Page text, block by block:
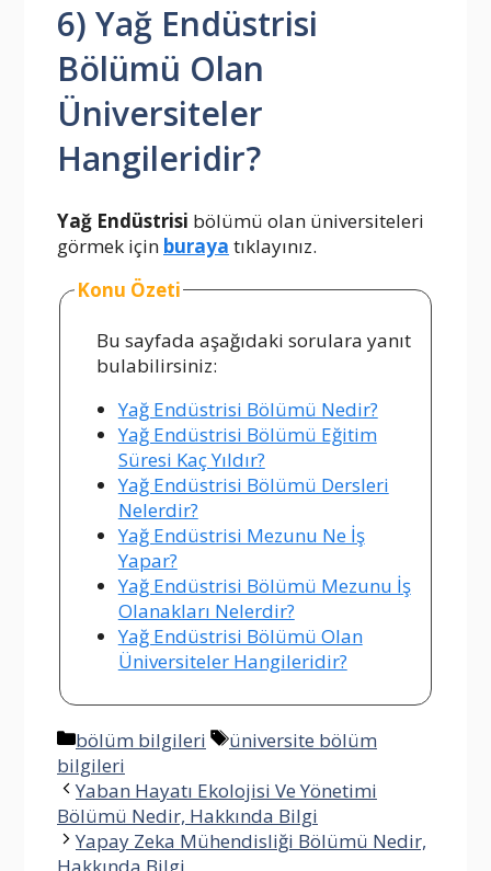
6) Yağ Endüstrisi
Bölümü Olan
Üniversiteler
Hangileridir?
Yağ Endüstrisi bölümü olan üniversiteleri
görmek için buraya tıklayınız.
Konu Özeti
Bu sayfada aşağıdaki sorulara yanıt
bulabilirsiniz:
Yağ Endüstrisi Bölümü Nedir?
Yağ Endüstrisi Bölümü Eğitim
Süresi Kaç Yıldır?
Yağ Endüstrisi Bölümü Dersleri
Nelerdir?
Yağ Endüstrisi Mezunu Ne İş
Yapar?
Yağ Endüstrisi Bölümü Mezunu İş
Olanakları Nelerdir?
Yağ Endüstrisi Bölümü Olan
Üniversiteler Hangileridir?
Kategoriler
bölüm bilgileri Etiketler
üniversite bölüm
bilgileri
Yaban Hayatı Ekolojisi Ve Yönetimi
Bölümü Nedir, Hakkında Bilgi
Yapay Zeka Mühendisliği Bölümü Nedir,